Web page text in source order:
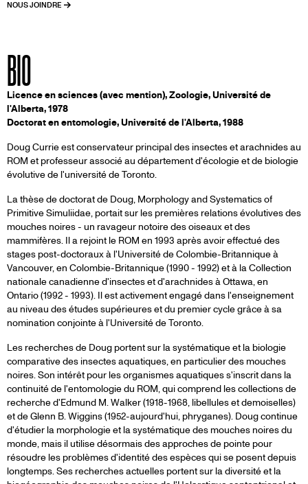
NOUS JOINDRE
BIO
Licence en sciences (avec mention), Zoologie, Université de
l'Alberta, 1978
Doctorat en entomologie, Université de l'Alberta, 1988
Doug Currie est conservateur principal des insectes et arachnides au
ROM et professeur associé au département d'écologie et de biologie
évolutive de l'université de Toronto.
La thèse de doctorat de Doug, Morphology and Systematics of
Primitive Simuliidae, portait sur les premières relations évolutives des
mouches noires - un ravageur notoire des oiseaux et des
mammifères. Il a rejoint le ROM en 1993 après avoir effectué des
stages post-doctoraux à l'Université de Colombie-Britannique à
Vancouver, en Colombie-Britannique (1990 - 1992) et à la Collection
nationale canadienne d'insectes et d'arachnides à Ottawa, en
Ontario (1992 - 1993). Il est activement engagé dans l'enseignement
au niveau des études supérieures et du premier cycle grâce à sa
nomination conjointe à l'Université de Toronto.
Les recherches de Doug portent sur la systématique et la biologie
comparative des insectes aquatiques, en particulier des mouches
noires. Son intérêt pour les organismes aquatiques s'inscrit dans la
continuité de l'entomologie du ROM, qui comprend les collections de
recherche d'Edmund M. Walker (1918-1968, libellules et demoiselles)
et de Glenn B. Wiggins (1952-aujourd'hui, phryganes). Doug continue
d'étudier la morphologie et la systématique des mouches noires du
monde, mais il utilise désormais des approches de pointe pour
résoudre les problèmes d'identité des espèces qui se posent depuis
longtemps. Ses recherches actuelles portent sur la diversité et la